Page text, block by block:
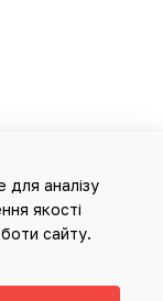
аналізу
якості
сайту.